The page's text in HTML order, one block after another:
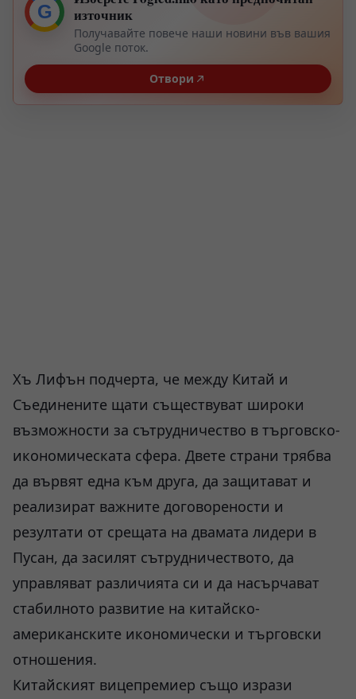
G
източник
Получавайте повече наши новини във вашия
Google поток.
Отвори
Хъ Лифън подчерта, че между Китай и
Съединените щати съществуват широки
възможности за сътрудничество в търговско-
икономическата сфера. Двете страни трябва
да вървят една към друга, да защитават и
реализират важните договорености и
резултати от срещата на двамата лидери в
Пусан, да засилят сътрудничеството, да
управляват различията си и да насърчават
стабилното развитие на китайско-
американските икономически и търговски
отношения.
Китайският вицепремиер също изрази